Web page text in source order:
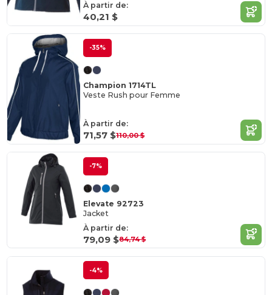
À partir de:
40,21 $
-35%
Champion 1714TL
Veste Rush pour Femme
À partir de:
71,57 $110,00 $
-7%
Elevate 92723
Jacket
À partir de:
79,09 $84,74 $
-4%